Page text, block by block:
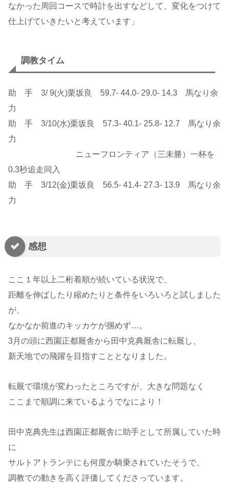
なかった周回コースで時計を出すなどして、変化をつけて
仕上げていきたいと考えています」
調教タイム
助 手 3/ 9(火)栗坂良 59.7- 44.0- 29.0- 14.3 馬なり余
力
助 手 3/10(水)栗坂良 57.3- 40.1- 25.8- 12.7 馬なり余
力
ニューフロンティア（三未勝）一杯を
0.3秒追走同入
助 手 3/12(金)栗坂良 56.5- 41.4- 27.3- 13.9 馬なり余
力
感想
ここ１年以上二桁着順が続いている状況で、
距離を伸ばしたり縮めたりと条件をいろいろと試しました
が、
なかなか前進のキッカケが掴めず…。
3月の頭に西園正都厩舎から田中克典厩舎に転厩し、
新天地での飛躍を目指すこととなりました。
転厩で環境が変わったところですが、大きな問題なく
ここまで順調に来ているようでなにより！
田中克典先生は西園正都厩舎に助手として所属していた時
に
サルトアトランテにも何度か騎乗されていたそうで、
調教での動きを高く評価してくださっています。